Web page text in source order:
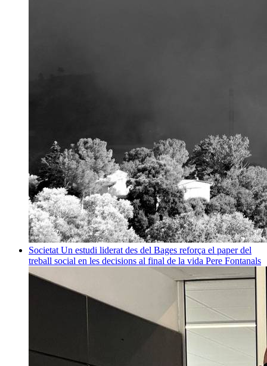
Societat Un estudi liderat des del Bages reforça el paper del
treball social en les decisions al final de la vida Pere Fontanals